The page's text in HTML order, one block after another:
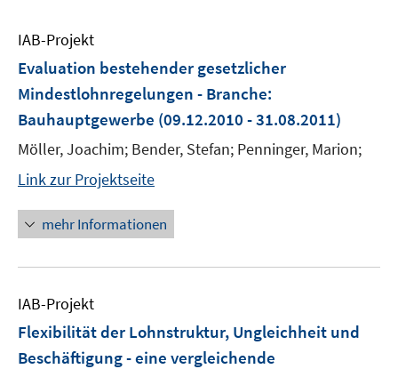
IAB-Projekt
Evaluation bestehender gesetzlicher
Mindestlohnregelungen - Branche:
Bauhauptgewerbe (09.12.2010 - 31.08.2011)
Möller, Joachim; Bender, Stefan; Penninger, Marion;
Link zur Projektseite
mehr Informationen
IAB-Projekt
Flexibilität der Lohnstruktur, Ungleichheit und
Beschäftigung - eine vergleichende